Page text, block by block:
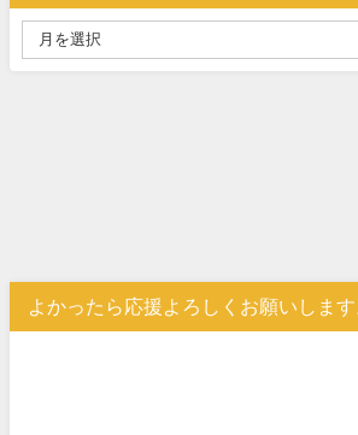
よかったら応援よろしくお願いします